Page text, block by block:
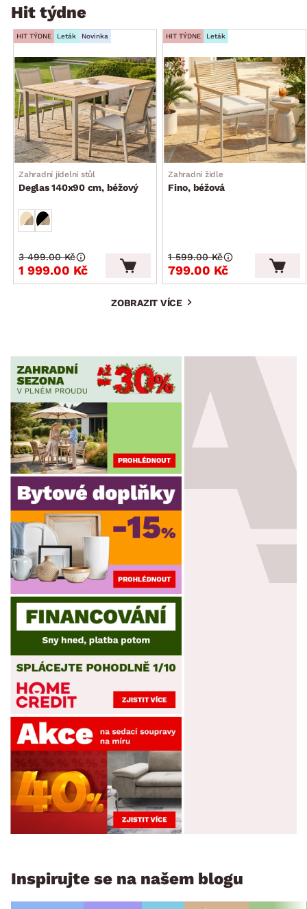
Hit týdne
HIT TÝDNE Leták Novinka
Zahradní jídelní stůl
Deglas 140x90 cm, béžový
1 999.00 Kč
3 499.00 Kč
HIT TÝDNE Leták
Zahradní židle
Fino, béžová
799.00 Kč
1 599.00 Kč
ZOBRAZIT VÍCE
Inspirujte se na našem blogu